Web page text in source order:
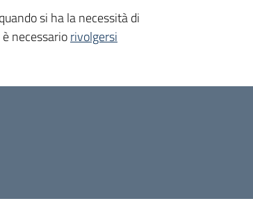
si ha la necessità di
necessariorivolgersi